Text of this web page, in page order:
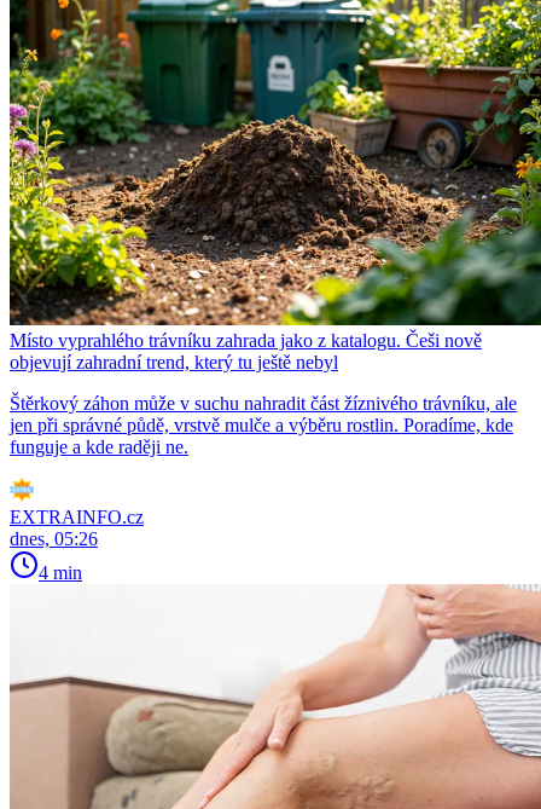
Místo vyprahlého trávníku zahrada jako z katalogu. Češi nově
objevují zahradní trend, který tu ještě nebyl
Štěrkový záhon může v suchu nahradit část žíznivého trávníku, ale
jen při správné půdě, vrstvě mulče a výběru rostlin. Poradíme, kde
funguje a kde raději ne.
EXTRAINFO.cz
dnes, 05:26
4 min